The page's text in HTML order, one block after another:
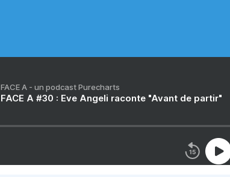
FACE A - un podcast Purecharts
FACE A #30 : Eve Angeli raconte "Avant de partir"